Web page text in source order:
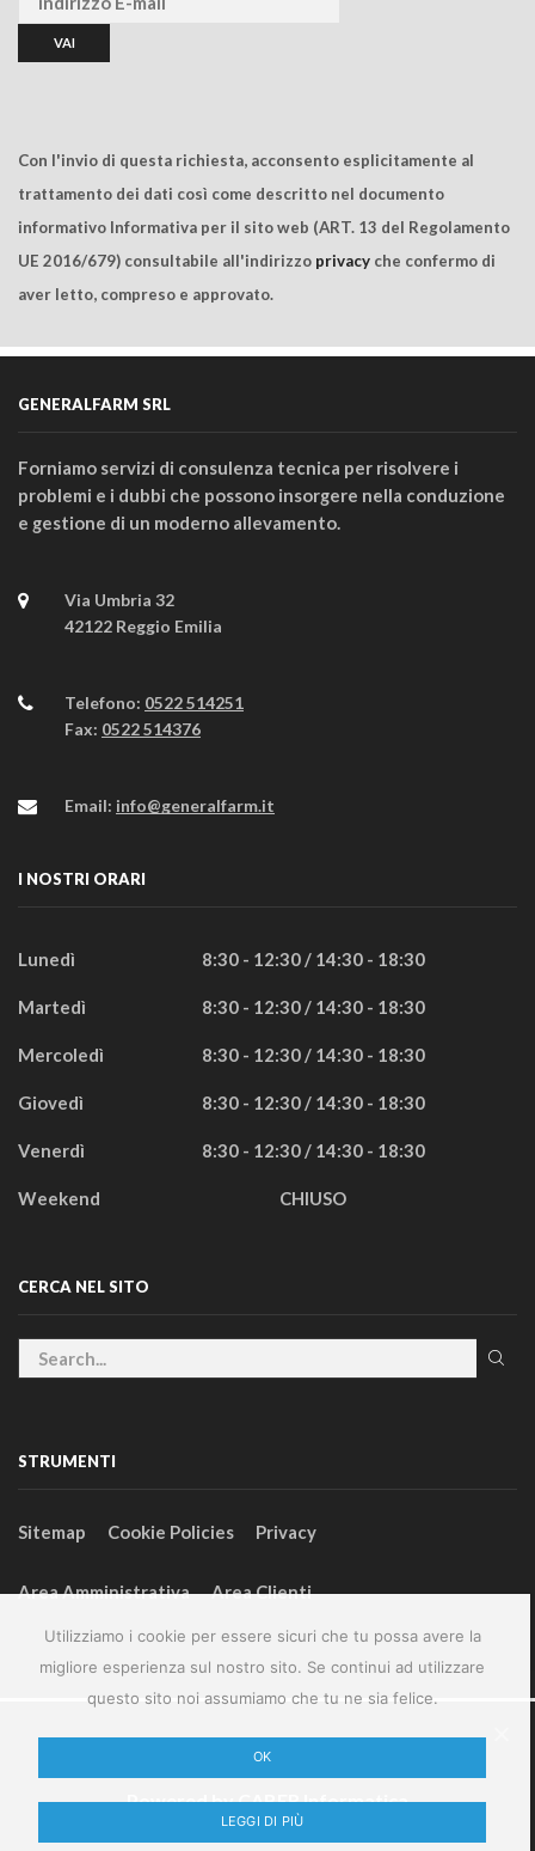
Utilizziamo i cookie per essere sicuri che tu possa avere la
migliore esperienza sul nostro sito. Se continui ad utilizzare
questo sito noi assumiamo che tu ne sia felice.
OK
LEGGI DI PIÙ
Con l'invio di questa richiesta, acconsento esplicitamente al
trattamento dei dati così come descritto nel documento
informativo Informativa per il sito web (ART. 13 del Regolamento
UE 2016/679) consultabile all'indirizzo privacy che confermo di
aver letto, compreso e approvato.
GENERALFARM SRL
Forniamo servizi di consulenza tecnica per risolvere i
problemi e i dubbi che possono insorgere nella conduzione
e gestione di un moderno allevamento.
Via Umbria 32
42122 Reggio Emilia
Telefono: 0522 514251
Fax: 0522 514376
Email: info@generalfarm.it
I NOSTRI ORARI
Lunedì 8:30 - 12:30 / 14:30 - 18:30
Martedì 8:30 - 12:30 / 14:30 - 18:30
Mercoledì 8:30 - 12:30 / 14:30 - 18:30
Giovedì 8:30 - 12:30 / 14:30 - 18:30
Venerdì 8:30 - 12:30 / 14:30 - 18:30
Weekend CHIUSO
CERCA NEL SITO
STRUMENTI
Sitemap Cookie Policies Privacy
Area Amministrativa Area Clienti
2024 – GeneralFarm srl – P.IVA 00127580355
Powered byCABER Informatica